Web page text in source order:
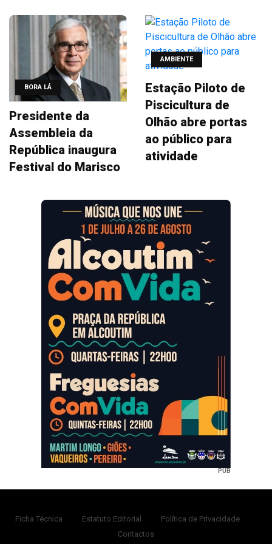
BORA LÁ
Presidente da
Assembleia da
República inaugura
Festival do Marisco
AMBIENTE
Estação Piloto de
Piscicultura de
Olhão abre portas
ao público para
atividade
PUB
Ficha Técnica Estatuto Editorial
Política de Privacidade
Contactos